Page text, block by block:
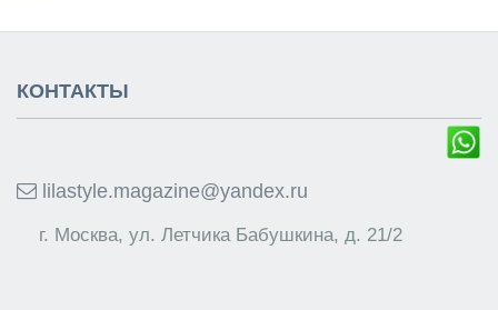
КОНТАКТЫ
lilastyle.magazine@yandex.ru
г. Москва, ул. Летчика Бабушкина, д. 21/2